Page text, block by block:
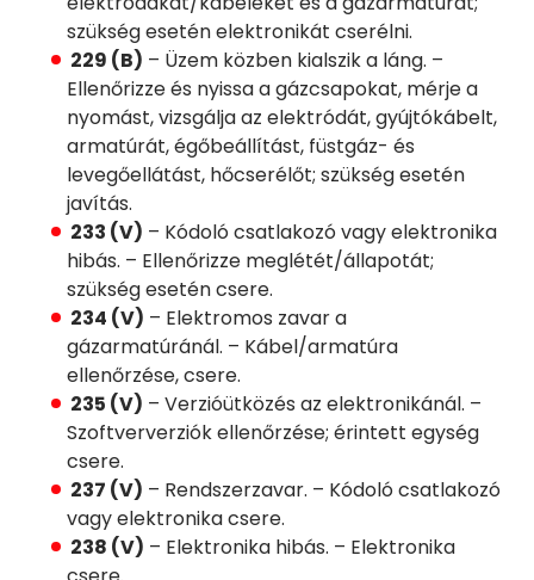
szükség esetén elektronikát cserélni.
229 (B) – Üzem közben kialszik a láng. –
Ellenőrizze és nyissa a gázcsapokat, mérje a
nyomást, vizsgálja az elektródát, gyújtókábelt,
armatúrát, égőbeállítást, füstgáz- és
levegőellátást, hőcserélőt; szükség esetén
javítás.
233 (V) – Kódoló csatlakozó vagy elektronika
hibás. – Ellenőrizze meglétét/állapotát;
szükség esetén csere.
234 (V) – Elektromos zavar a
gázarmatúránál. – Kábel/armatúra
ellenőrzése, csere.
235 (V) – Verzióütközés az elektronikánál. –
Szoftververziók ellenőrzése; érintett egység
csere.
237 (V) – Rendszerzavar. – Kódoló csatlakozó
vagy elektronika csere.
238 (V) – Elektronika hibás. – Elektronika